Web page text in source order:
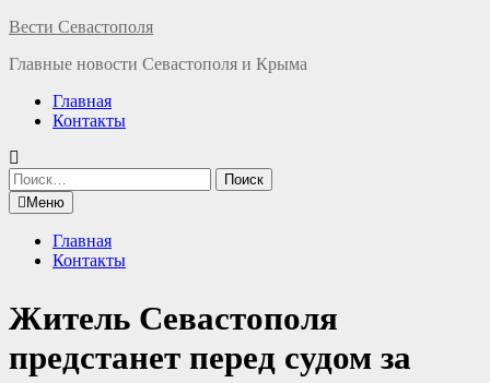
Перейти
содержимому
Вести Севастополя
Главные новости Севастополя и Крыма
Главная
Контакты
Найти:
Меню
Главная
Контакты
Житель Севастополя
предстанет перед судом за